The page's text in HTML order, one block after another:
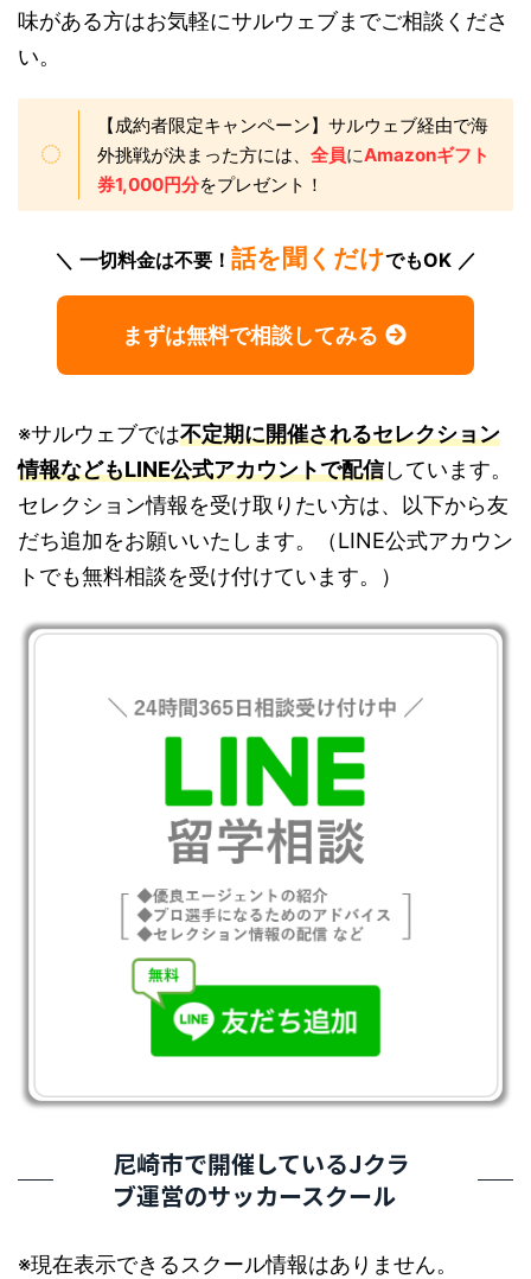
味がある方はお気軽にサルウェブまでご相談くださ
い。
【成約者限定キャンペーン】サルウェブ経由で海
外挑戦が決まった方には、 全員にAmazonギフト
券1,000円分をプレゼント！
一切料金は不要！ 話を聞くだけでもOK
まずは無料で相談してみる
※サルウェブでは不定期に開催されるセレクション
情報などもLINE公式アカウントで配信しています。
セレクション情報を受け取りたい方は、以下から友
だち追加をお願いいたします。（LINE公式アカウン
トでも無料相談を受け付けています。）
尼崎市で開催しているJクラ
ブ運営のサッカースクール
※現在表示できるスクール情報はありません。